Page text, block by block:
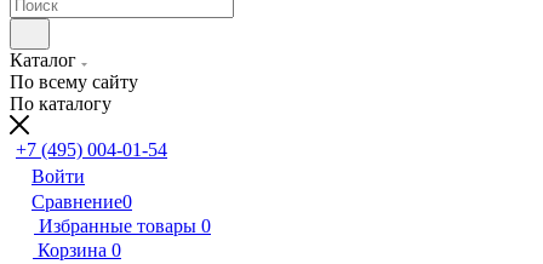
Каталог
По всему сайту
По каталогу
+7 (495) 004-01-54
Войти
Сравнение0
Избранные товары 0
Корзина 0